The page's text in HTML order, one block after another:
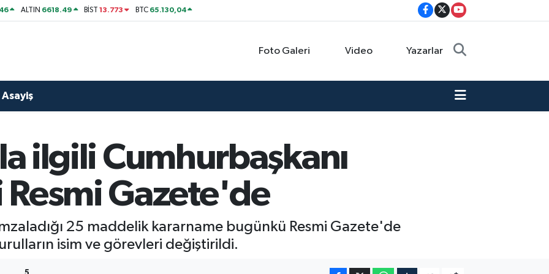
ALTIN 6618.49 BİST13.773 BTC 65.130,04
Foto Galeri Video Yazarlar
Asayiş
ilgili Cumhurbaşkanı
Resmi Gazete'de
25 maddelik kararname bugünkü Resmi Gazete'de
isim ve görevleri değiştirildi.